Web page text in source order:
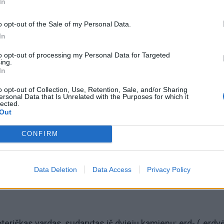
opt-out of the Sale of my Personal Data.
opt-out of processing my Personal Data for Targeted
opt-out of Collection, Use, Retention, Sale, and/or Sharing
Data that Is Unrelated with the Purposes for which it
CONFIRM
Data Deletion Data Access Privacy Policy
Negrįžo iš Jūros šventės: artimieji laukė dvi savaites
Pelių ir žiurkių baubas: kas graužikus gąsdina labiau nei
nuodai